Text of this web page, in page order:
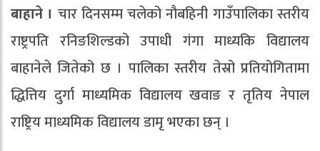
बाहाने । चार दिनसम्म चलेको नौबहिनी गाउँपालिका स्तरीय
राष्ट्रपति रनिङशिल्डको उपाधी गंगा माध्यकि विद्यालय
बाहानेले जितेको छ । पालिका स्तरीय तेस्रो प्रतियोगितामा
द्धित्तिय दुर्गा माध्यमिक विद्यालय खवाङ र तृतिय नेपाल
राष्ट्रिय माध्यमिक विद्यालय डामृ भएका छन् ।